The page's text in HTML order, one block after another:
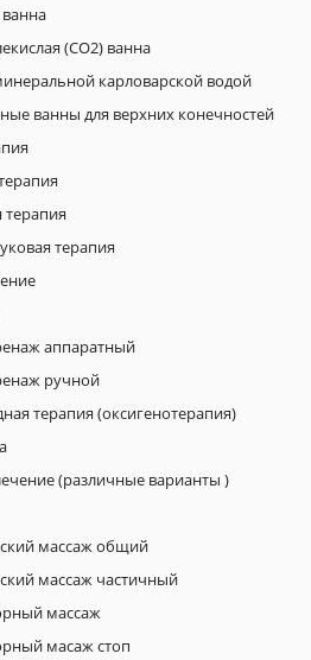
ванна
(СО2) ванна
карловарской водой
Контрастные ванны для верхних конечностей
терапия
терапия
аппаратный
ручной
терапия (оксигенотерапия)
Электролечение (различные варианты )
массаж общий
массаж частичный
массаж
масаж стоп